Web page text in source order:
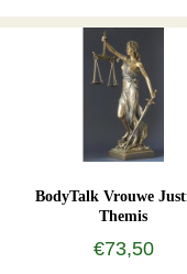
BodyTalk Vrouwe
Themis
€73,50